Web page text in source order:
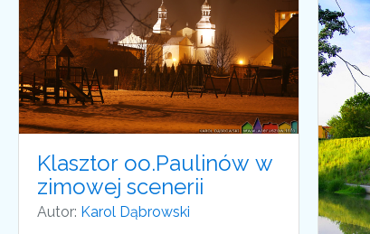
Klasztor oo.Paulinów w
zimowej scenerii
Autor: Karol Dąbrowski